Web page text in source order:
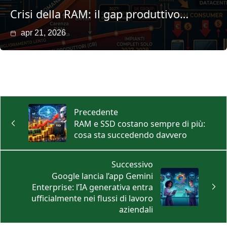
Crisi della RAM: il gap produttivo…
apr 21, 2026
Precedente
RAM e SSD costano sempre di più:
cosa sta succedendo davvero
Successivo
Google lancia l’app Gemini
Enterprise: l’IA generativa entra
ufficialmente nei flussi di lavoro
aziendali